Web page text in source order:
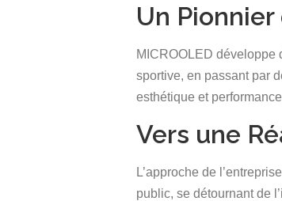
Un
MICROOLED développe
sportive, en passant par
esthétique et
Vers une
L’approche de
public, se détournant de